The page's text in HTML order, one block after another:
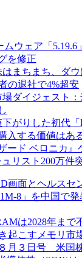
ムウェア「
を修正
はまちまち、ダ
の退社で4%超安
場ダイジェスト
がりした初代
入する価値はあ
ード ベロニカ
ュリスト200万件
画面とヘルスセ
8」を中国で
は2028年ま
起こすメモリ市
月３日号 米国